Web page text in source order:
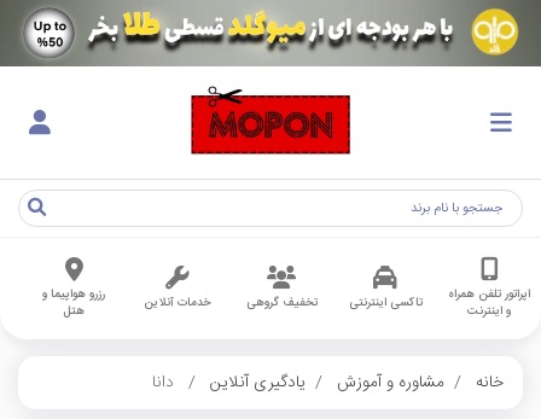
اپراتور تلفن همراه
و اینترنت
تاکسی اینترنتی تخفیف گروهی خدمات آنلاین
رزرو هواپیما و
هتل
خانه مشاوره و آموزش یادگیری آنلاین دانا